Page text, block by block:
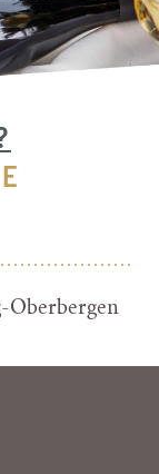
Oberbergen